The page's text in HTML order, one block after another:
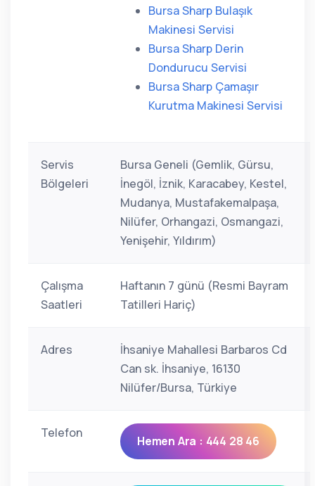
Bursa Sharp Bulaşık
Makinesi Servisi
Bursa Sharp Derin
Dondurucu Servisi
Bursa Sharp Çamaşır
Kurutma Makinesi Servisi
Servis
Bölgeleri
Bursa Geneli (Gemlik, Gürsu,
İnegöl, İznik, Karacabey, Kestel,
Mudanya, Mustafakemalpaşa,
Nilüfer, Orhangazi, Osmangazi,
Yenişehir, Yıldırım)
Çalışma
Saatleri
Haftanın 7 günü (Resmi Bayram
Tatilleri Hariç)
Adres
İhsaniye Mahallesi Barbaros Cd
Can sk. İhsaniye, 16130
Nilüfer/Bursa, Türkiye
Telefon
Hemen Ara : 444 28 46